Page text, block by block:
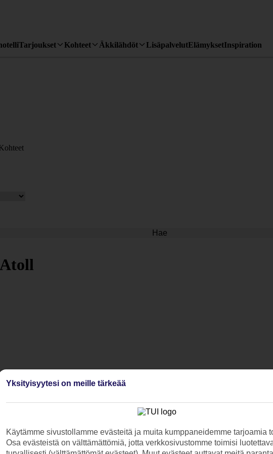
Tarjoukset Kohteet Äkkilähdöt LisäpalvelutElämyksetInspiration
Hae
Yksityisyytesi on meille tärkeää
Käytämme sivustollamme evästeitä ja muita kumppaneidemme tarjoamia
Osa evästeistä on välttämättömiä, jotta verkkosivustomme toimisi